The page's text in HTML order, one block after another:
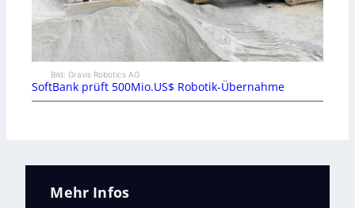
Bild: Gravis Robotics AG
SoftBank prüft 500Mio.US$ Robotik-Übernahme
Mehr Infos